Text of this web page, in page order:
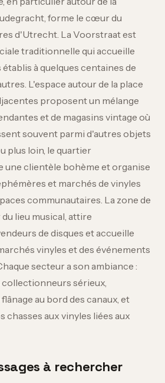
forme le cœur du
d'Utrecht. La Voorstraat est
traditionnelle qui accueille
à quelques centaines de
L'espace autour de la place
proposent un mélange
et de magasins vintage où
souvent parmi d'autres objets
plus loin, le quartier
clientèle bohème et organise
et marchés de vinyles
communautaires. La zone de
lieu musical, attire
de disques et accueille
vinyles et des événements
secteur a son ambiance :
sérieux,
au bord des canaux, et
chasses aux vinyles liées aux
à rechercher